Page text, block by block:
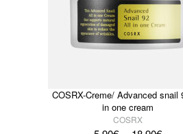
COSRX-Creme/ Advanced snail
in one cream
COSRX